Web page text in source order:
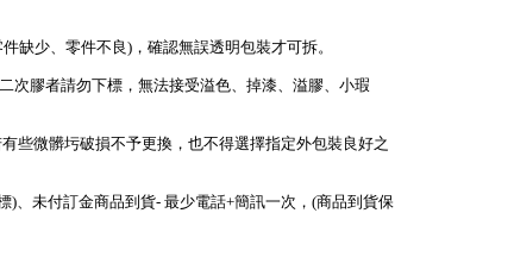
缺少、零件不良)，確認無誤透明包裝才可拆。
次膠者請勿下標，無法接受溢色、掉漆、溢膠、小瑕
些微髒圬破損不予更換，也不得選擇指定外包裝良好之
、未付訂金商品到貨- 最少電話+簡訊一次，(商品到貨保